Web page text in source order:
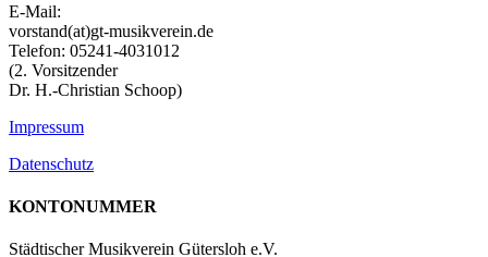
E-Mail:
vorstand(at)gt-musikverein.de
Telefon: 05241-4031012
(2. Vorsitzender
Dr. H.-Christian Schoop)
Impressum
Datenschutz
KONTONUMMER
Städtischer Musikverein Gütersloh e.V.